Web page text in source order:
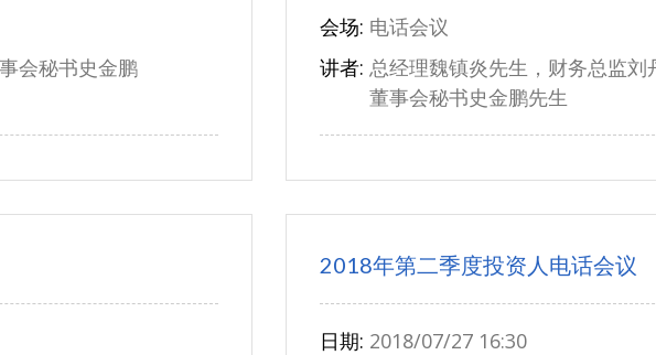
会秘书史金鹏
会场: 电话会议
讲者: 总经理魏镇炎先生，财务总监
董事会秘书史金鹏先生
2018年第二季度投资人电话会议
日期: 2018/07/27 16:30